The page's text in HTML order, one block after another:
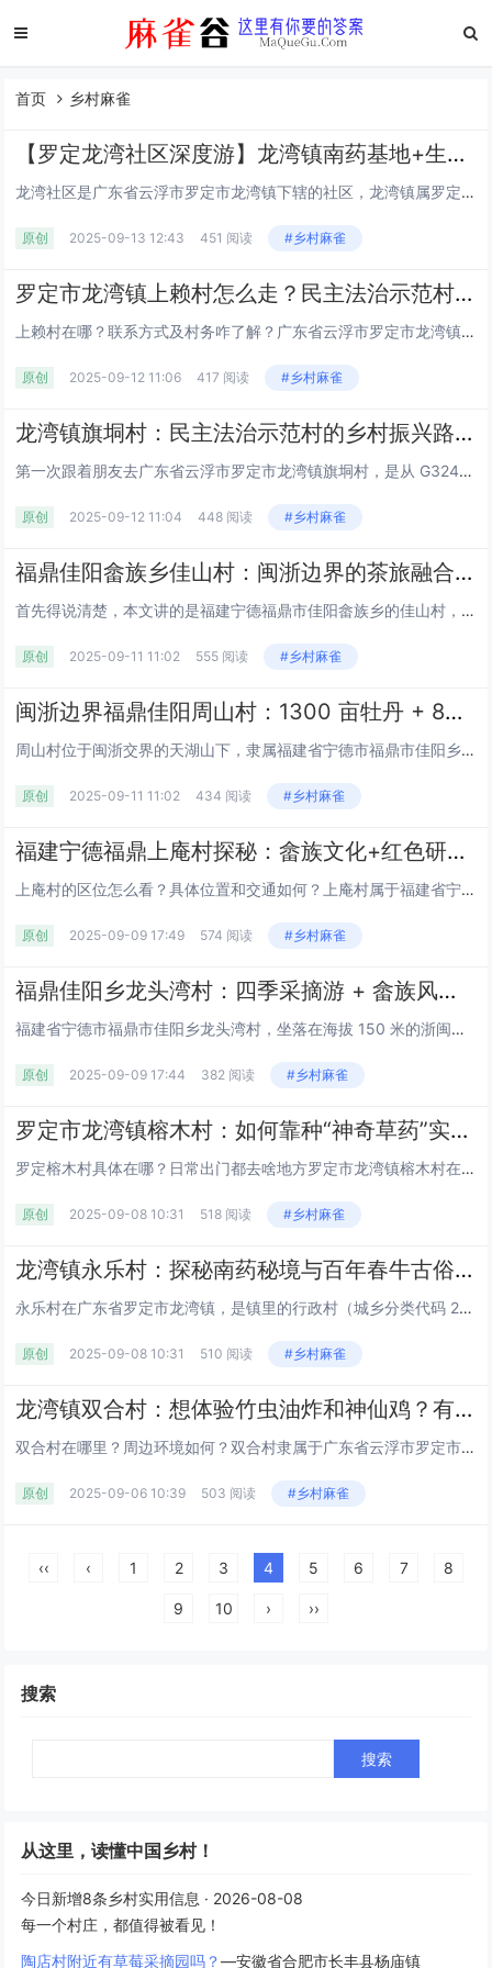
首页 乡村麻雀
【罗定龙湾社区深度游】龙湾镇南药基地+生态瀑布！打卡风车山红枫林、百草源合作社，尝皱纱鱼腐+擂茶粥，解锁乡村振兴新玩法！丨云浮丨广东
龙湾社区是广东省云浮市罗定市龙湾镇下辖的社区，龙湾镇属罗定市管辖，周边零散分布着上赖村、旗垌村、榕木村等村落，过去还和金充村、棠棣村同乡。这儿的好不是嘴上说的 “风景秀丽”，晨起田埂飘着青草香，傍晚村民在路边晒南药，日子过得安稳实在。龙湾社...
原创 2025-09-13 12:43 451 阅读 #乡村麻雀
罗定市龙湾镇上赖村怎么走？民主法治示范村探秘：南药种植基地+红枫林瀑布旅游攻略丨云浮丨广东
上赖村在哪？联系方式及村务咋了解？广东省云浮市罗定市龙湾镇下辖行政村上赖村，周边挨着旗垌村、龙湾社区、榕木村，村内有老屋、新寨、三屋寨等聚居点，沈杨寨、沙坡、榕树寨是附近常去的小地名。村民日常爱用本地微信群互通消息，短视频平台上搜 “罗定龙...
原创 2025-09-12 11:06 417 阅读 #乡村麻雀
龙湾镇旗垌村：民主法治示范村的乡村振兴路，亲子游 + 南药富硒 + 民宿攻略丨罗定市丨云浮丨广东
第一次跟着朋友去广东省云浮市罗定市龙湾镇旗垌村，是从 G324 国道素龙段转村道 X892 线过去的，那段 8 公里左右的村道两旁种着桂树，快到村口时，能看到农妇凌晨 4 点多去菜园摘的菜苔，带着露水，中午就能端上村民饭桌。这个村子周边挨着...
原创 2025-09-12 11:04 448 阅读 #乡村麻雀
福鼎佳阳畲族乡佳山村：闽浙边界的茶旅融合红色畲村丨天湖山茶园采茶+仿土楼建筑打卡攻略丨111岁老人“吃福”习俗与福道景观探秘丨宁德丨福建
首先得说清楚，本文讲的是福建宁德福鼎市佳阳畲族乡的佳山村，不是其他省份的同名村子。从沈海高速福鼎东出口下，转乡道 X974 约 5 公里就能到这儿，它藏在闽浙边界的山区里，平均海拔 370 米，离佳阳乡集镇 4 公里，到福鼎市区开车也方便。...
原创 2025-09-11 11:02 555 阅读 #乡村麻雀
闽浙边界福鼎佳阳周山村：1300 亩牡丹 + 800 级红步道，靠红绿产业成网红地（附攻略）丨宁德丨福建
周山村位于闽浙交界的天湖山下，隶属福建省宁德市福鼎市佳阳乡，五代后晋时期因周姓聚居初称 “周家山”，后分村定名 “周山”，建村至今已有 1070 年。去年村内修路时，曾挖出一块刻有光绪年间村规的青石碑，现陈列于村委会附近。作为闽东革命老区，...
原创 2025-09-11 11:02 434 阅读 #乡村麻雀
福建宁德福鼎上庵村探秘：畲族文化+红色研学基地，佳阳乡村振兴示范村全攻略丨红美人枇杷种植基地+槟榔芋泥制作体验指南
上庵村的区位怎么看？具体位置和交通如何？上庵村属于福建省宁德市福鼎市佳阳畲族乡，这点要先明确 —— 毕竟全国不少地方有 “上庵村”，避免和广东、四川等地的同名村混淆。它地处佳阳乡东北部，与浙江省苍南县矾山镇接壤，距福鼎市佳阳乡政府 12.8...
原创 2025-09-09 17:49 574 阅读 #乡村麻雀
福鼎佳阳乡龙头湾村：四季采摘游 + 畲族风情，乡村振兴示范村丨乌米饭,天湖山有机茶园（附交通指南）丨宁德丨福建
福建省宁德市福鼎市佳阳乡龙头湾村，坐落在海拔 150 米的浙闽交界山坳中，是一座浸润着畲族文化气息的少数民族村落，也是宁德旅游必打卡的生态村落之一。村域周边与铁口、高境、马鞍山、西山等自然村落及山体相连，村际道路串联起上庵村、周山村、佳山村...
原创 2025-09-09 17:44 382 阅读 #乡村麻雀
罗定市龙湾镇榕木村：如何靠种“神奇草药”实现户均增收5万元？​丨家庭医生签约服务怎样让65岁老人看病不愁？丨抖音直播卖南药年入20万？丨云浮丨广东
罗定榕木村具体在哪？日常出门都去啥地方罗定市龙湾镇榕木村在广东省云浮市境内，旁边就是永乐村、旗垌村这些邻村。村里人种地、办事，常去周边的灯盏山、独石坑、簕竹潭 —— 日常去灯盏山采南药，到簕竹潭钓鱼，或者去独石坑赶集，开车半小时内都能到。村...
原创 2025-09-08 10:31 518 阅读 #乡村麻雀
龙湾镇永乐村：探秘南药秘境与百年春牛古俗丨吃皱纱鱼腐住田园民宿丨风车山云海、泗纶蒸笼制作，解锁罗定乡村N种玩法丨云浮丨广东
永乐村在广东省罗定市龙湾镇，是镇里的行政村（城乡分类代码 220），旁边挨着双合村、榕木村，还有龙湾社区。村里的田垠坪、半河湾、砖屋院这些地方，都是村民日常串门的熟路 —— 村口老榕树下有个百年石磨盘，边缘被磨得发亮，以前过年过节，村民会在...
原创 2025-09-08 10:31 510 阅读 #乡村麻雀
龙湾镇双合村：想体验竹虫油炸和神仙鸡？有哪些必吃美食攻略？丨三华李为什么被称为‘中国李乡’？种植秘诀是什么？丨罗定市丨云浮丨广东
双合村在哪里？周边环境如何？双合村隶属于广东省云浮市罗定市龙湾镇，相邻村落包括中安村、永乐村、大石村、榕木村等，地处要塞且依山傍水，村民日常相处和睦，生活氛围浓厚。周边分布着吃倪坡、乞倪坡、公凹坑、垌应坑、田头湾、对面寨等地点，人勤物丰的环...
原创 2025-09-06 10:39 503 阅读 #乡村麻雀
‹‹ ‹ 1 2 3 4 5 6 7 8
9 10 › ››
搜索
Search
从这里，读懂中国乡村！
今日新增8条乡村实用信息 · 2026-08-08
每一个村庄，都值得被看见！
陶店村附近有草莓采摘园吗？—安徽省合肥市长丰县杨庙镇